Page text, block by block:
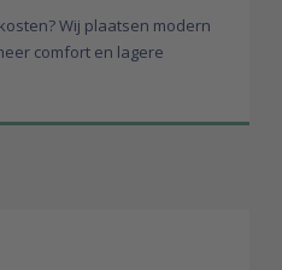
Wij plaatsen modern
comfort en lagere